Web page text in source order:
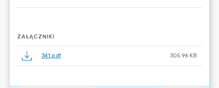
ZAŁĄCZNIKI
341.pdf 305.96 KB